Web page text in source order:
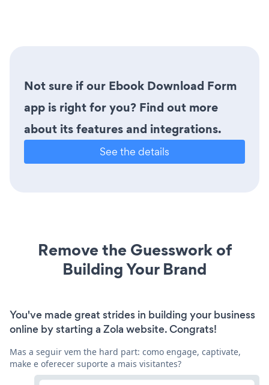
Not sure if our Ebook Download Form
app is right for you? Find out more
about its features and integrations.
See the details
Remove the Guesswork of
Building Your Brand
You've made great strides in building your business
online by starting a Zola website. Congrats!
Mas a seguir vem the hard part: como engage, captivate,
make e oferecer suporte a mais visitantes?